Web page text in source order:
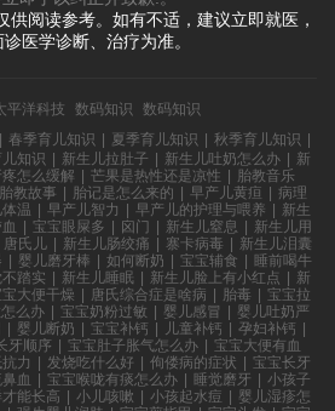
阅读参考。如有不适，建议立即就医，
医学诊断、治疗为准。
平洋科技 数码知识
数码知识
| 春季育儿知识 | 夏季育儿知识 | 秋季育儿知识 |
知识 | 新生儿拉肚子 | 新生儿吐奶怎么办 | 新
疼怎么缓解 | 芒果是热性还是凉性 | 胎教音乐
胎教故事 | 胎记是怎么来的 | 早产儿黄疸 | 病理
温 | 早产儿智力 | 早产儿的护理与喂养 | 新生
| 宝宝眼屎多 | 囟门 | 新生儿窒息 | 新生儿用
唐氏儿 | 新生儿肠绞痛 | 寨卡病毒 | 新生儿泪囊
| 婴儿磨牙棒 | 如何断奶 | 宝宝辅食 | 睡前喝牛
踏实 | 新生儿睡眠 | 新生儿脸上有小红点 | 新
大便干燥 | 唐氏综合症是啥病 | 胎毒 | 宝宝拉
么办 | 宝宝奶粉过敏 | 婴儿感冒 | 婴儿吐奶严
| 婴儿断奶 | 宝宝补钙 | 儿童补钙 | 孕妇补钙 |
牙顺序 | 宝宝肚子胀气怎么办 | 宝宝大便有血
力 | 发烧吃什么好 | 佝偻病的症状 | 宝宝长牙
血 | 宝宝喉咙有痰怎么办 | 睡觉磨牙 | 小孩子
能长高 | 小儿咳嗽 | 小孩起水痘 | 婴儿湿疹怎